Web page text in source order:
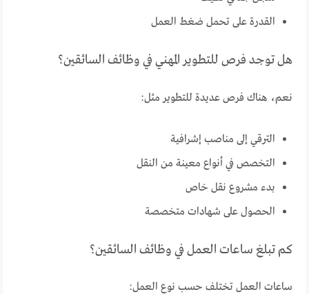
القدرة على تحمل ضغط العمل
هل توجد فرص للتطوير المهني في وظائف السائقين؟
نعم، هناك فرص عديدة للتطوير مثل:
الترقي إلى مناصب إشرافية
التخصص في أنواع معينة من النقل
بدء مشروع نقل خاص
الحصول على شهادات متخصصة
كم تبلغ ساعات العمل في وظائف السائقين؟
ساعات العمل تختلف حسب نوع العمل: